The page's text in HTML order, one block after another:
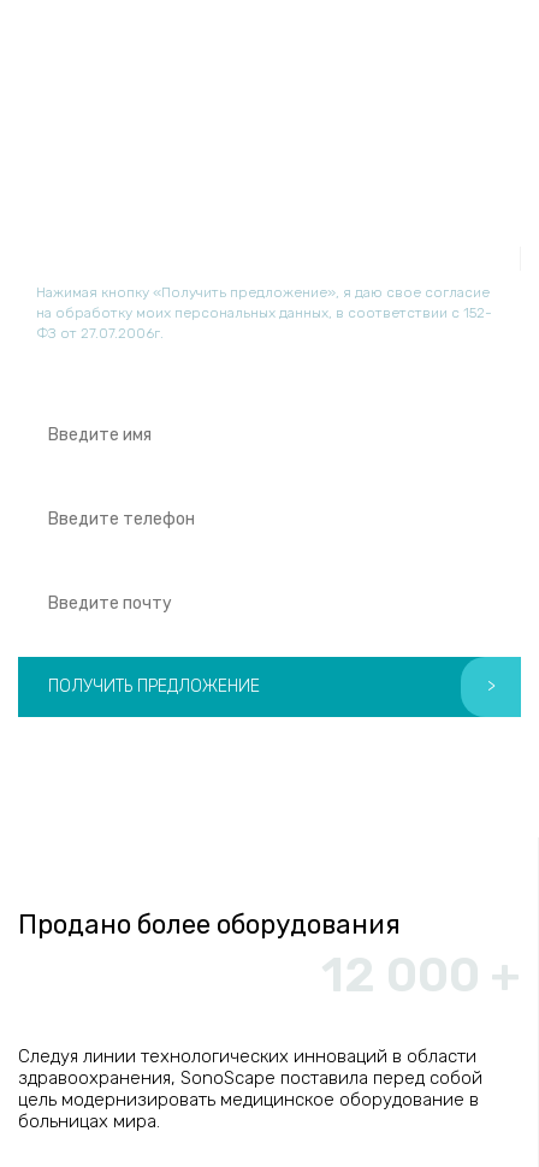
Нажимая кнопку «Получить предложение», я даю свое согласие
на обработку моих персональных данных, в соответствии с 152-
ФЗ от 27.07.2006г.
ПОЛУЧИТЬ ПРЕДЛОЖЕНИЕ >
Продано более оборудования
12 000 +
Следуя линии технологических инноваций в области
здравоохранения, SonoScape поставила перед собой
цель модернизировать медицинское оборудование в
больницах мира.